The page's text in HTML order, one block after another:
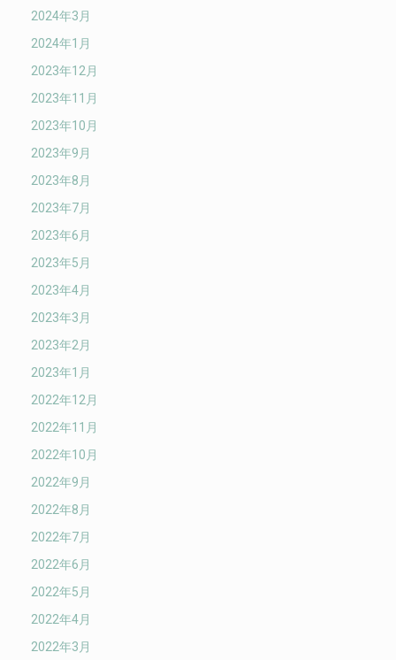
2024年3月
2024年1月
2023年12月
2023年11月
2023年10月
2023年9月
2023年8月
2023年7月
2023年6月
2023年5月
2023年4月
2023年3月
2023年2月
2023年1月
2022年12月
2022年11月
2022年10月
2022年9月
2022年8月
2022年7月
2022年6月
2022年5月
2022年4月
2022年3月